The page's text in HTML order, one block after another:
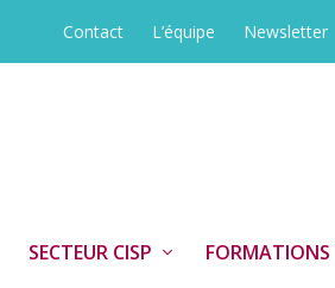
Contact L’équipe Newsletter
SECTEUR CISP FORMATIONS